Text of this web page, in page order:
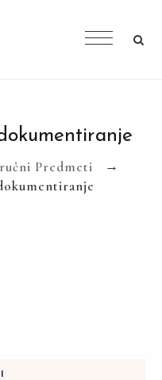
Predmeti →